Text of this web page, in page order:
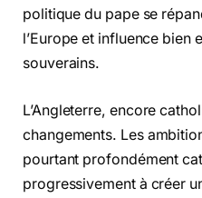
politique du pape se
l’Europe et influence bien
souverains.
L’Angleterre, encore
changements. Les
pourtant profondément
progressivement à créer